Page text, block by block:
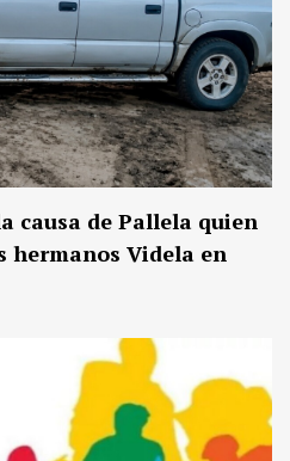
causa de Pallela quien
hermanos Videla en